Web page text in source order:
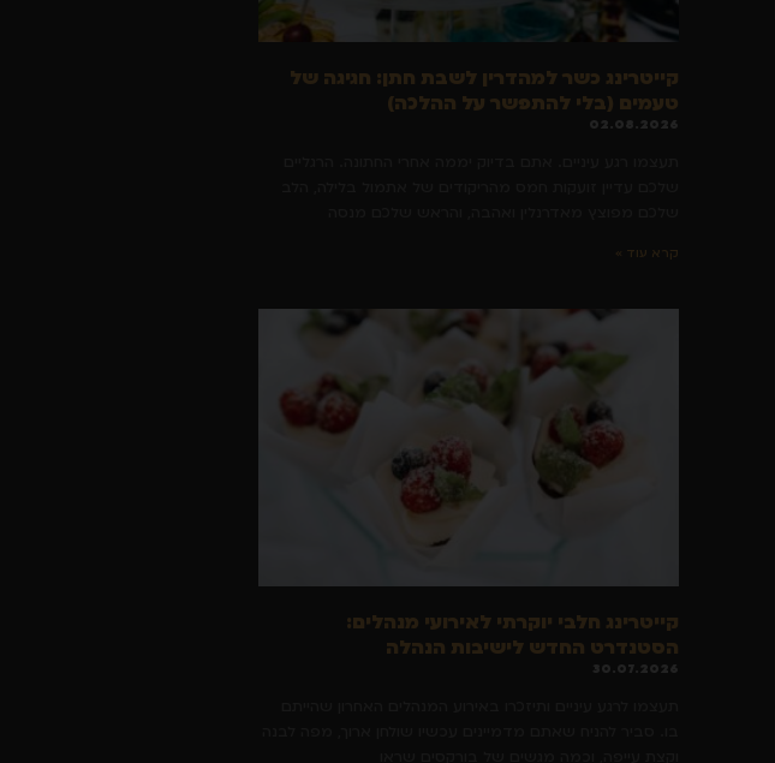
קייטרינג כשר למהדרין לשבת חתן: חגיגה של
טעמים (בלי להתפשר על ההלכה)
02.08.2026
קרא עוד »
קייטרינג חלבי יוקרתי לאירועי מנהלים:
הסטנדרט החדש לישיבות הנהלה
30.07.2026